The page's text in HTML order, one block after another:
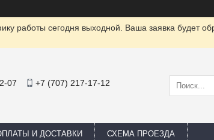
работы сегодня выходной. Ваша заявка будет
07 +7 (707) 217-17-12
И ДОСТАВКИ СХЕМА ПРОЕЗДА